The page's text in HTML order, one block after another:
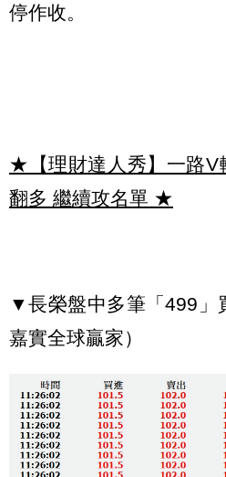
停作收。
★【理財達人秀】一路V
翻多 繼續攻名單 ★
▼長榮盤中多筆「499」
嘉實全球贏家）